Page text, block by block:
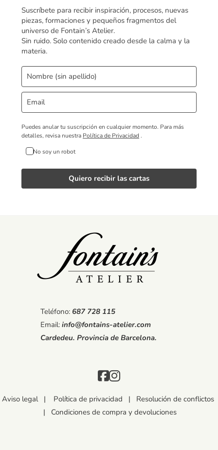
Suscríbete para recibir inspiración, procesos, nuevas
piezas, formaciones y pequeños fragmentos del
universo de Fontain’s Atelier.
Sin ruido. Solo contenido creado desde la calma y la
materia.
Puedes anular tu suscripción en cualquier momento. Para más
detalles, revisa nuestra Política de Privacidad .
No soy un robot
Quiero recibir las cartas
Teléfono: 687 728 115
Email: info@fontains-atelier.com
Cardedeu. Provincia de Barcelona.
Aviso legal| Política de privacidad | Resolución de conflictos
| Condiciones de compra y devoluciones